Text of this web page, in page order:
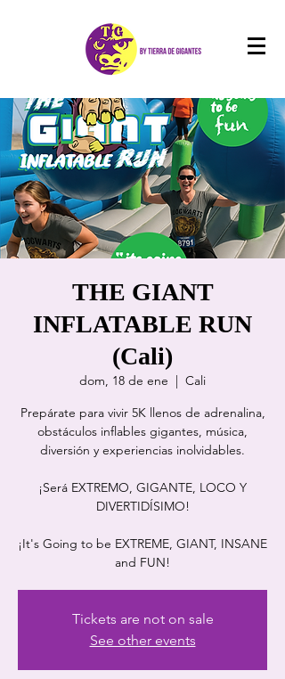
THE GIANT
INFLATABLE RUN
(Cali)
dom, 18 de ene
  |
Cali
Prepárate para vivir 5K llenos de adrenalina,
obstáculos inflables gigantes, música,
diversión y experiencias inolvidables.
¡Será EXTREMO, GIGANTE, LOCO Y
DIVERTIDÍSIMO!
¡It's Going to be EXTREME, GIANT, INSANE
and FUN!
Tickets are not on sale
See other events